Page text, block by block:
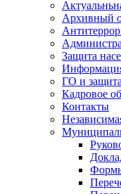
Архивный
Защита
ГО и
Кадровое
Контакты